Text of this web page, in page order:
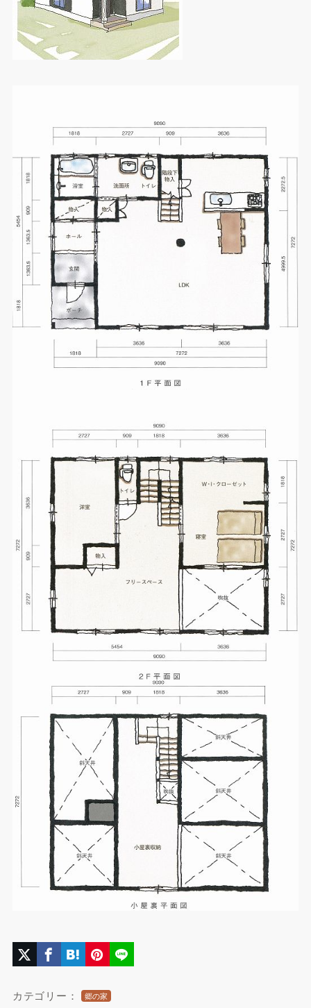
カテゴリー： 郷の家